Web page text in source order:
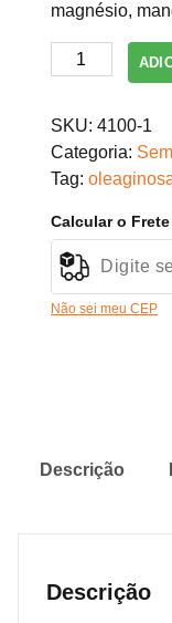
magnésio,
Castanha
de
Caramelizada
com
Coco
(granel
100g)
quantidade
SKU: 4100-1
Categoria:
Tag:
Calcular o Frete
Não sei meu CEP
Descrição
Descrição